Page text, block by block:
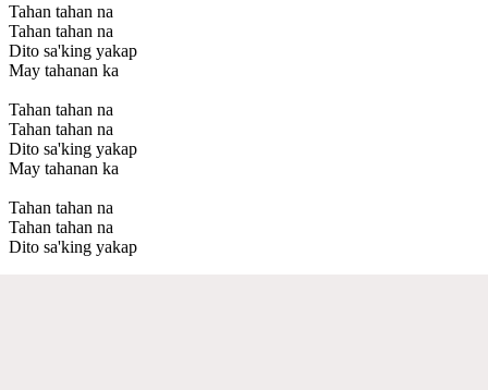
Tahan tahan na
Tahan tahan na
Dito sa'king yakap
May tahanan ka
Tahan tahan na
Tahan tahan na
Dito sa'king yakap
May tahanan ka
Tahan tahan na
Tahan tahan na
Dito sa'king yakap